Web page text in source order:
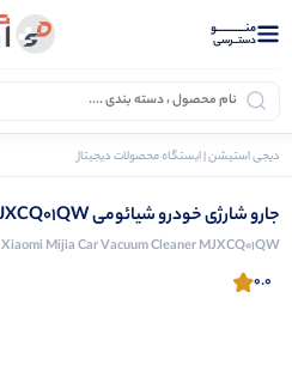
منــــــــــــو
دستــرسی
دیجی استیشن | ایستگاه محصولات دیجیتال
جارو شارژی خودرو شیائومی Car Vacuum Cleaner MJXCQ01QW
Xiaomi Mijia Car Vacuum Cleaner MJXCQ01QW
0.0